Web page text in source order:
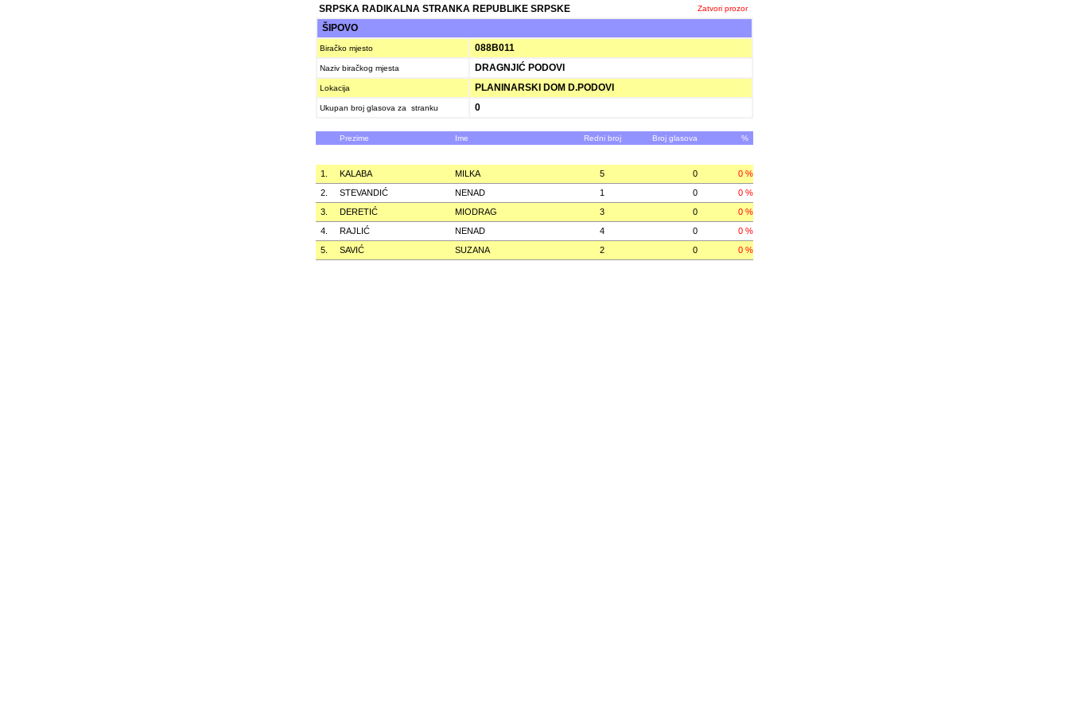
SRPSKA RADIKALNA STRANKA REPUBLIKE SRPSKE Zatvori prozor
ŠIPOVO
Biračko mjesto 088B011
Naziv biračkog mjesta DRAGNJIĆ PODOVI
Lokacija PLANINARSKI DOM D.PODOVI
Ukupan broj glasova za stranku 0
Prezime Ime Redni broj Broj glasova %
1. KALABA MILKA 5 0
0 %
2.
STEVANDIĆ NENAD 1 0
0 %
3.
DERETIĆ MIODRAG 3 0
0 %
4.
RAJLIĆ NENAD 4 0
0 %
5.
SAVIĆ SUZANA 2 0 0 %